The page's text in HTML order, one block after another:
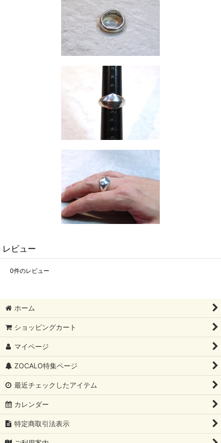
レビュー
0件のレビュー
ホーム
ショッピングカート
マイページ
ZOCALO特集ページ
最近チェックしたアイテム
カレンダー
特定商取引法表示